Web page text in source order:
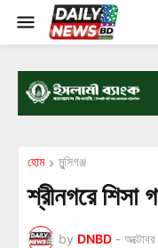
হোম মুন্সিগঞ্জ
শ্রীনগরে শিসা
by DNBD -